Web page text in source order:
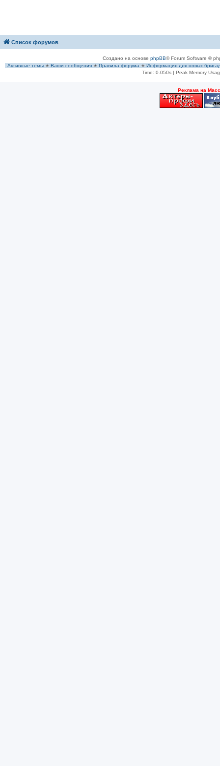
Список форумов
Создано на основе phpBB® Forum Software ©
Активные темы ✭ Ваши сообщения ✭ Правила форума ✭ Информация для новых
Time: 0.050s | Peak Memory
Рeклама на